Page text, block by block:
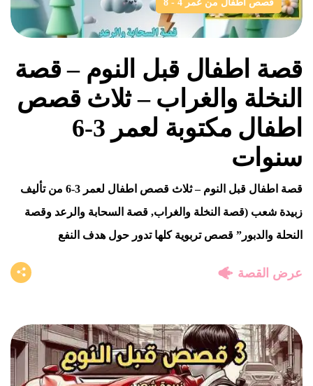
قصص أطفال من عمر 4 - 8
قصة اطفال قبل النوم – قصة
النخلة والغراب – ثلاث قصص
اطفال مكتوبة لعمر 3-6
سنوات
قصة اطفال قبل النوم – ثلاث قصص اطفال لعمر 3-6 من تأليف
زبيدة شعب (قصة النخلة والغراب, قصة السحابة والرعد وقصة
النحلة والدبور” قصص تربوية كلها تدور حول هدف النفع
عرض القصة